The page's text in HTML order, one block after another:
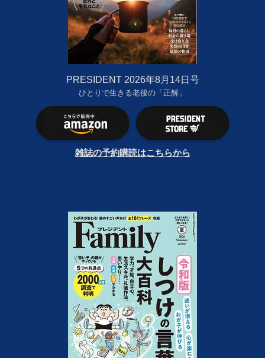
PRESIDENT 2026年8月14日号
ひとりで生きる老後の「正解」
雑誌の予約購読はこちらから